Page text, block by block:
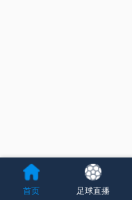
首页 足球直播